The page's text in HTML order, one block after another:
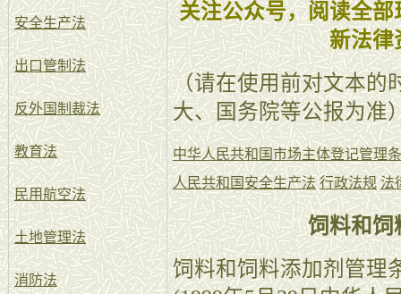
安全生产法
出口管制法
反外国制裁法
教育法
民用航空法
土地管理法
消防法
关注公众号，阅读全
新法律
（请在使用前对文本的
大、国务院等公报为准
中华人民共和国市场主体登记管理
人民共和国安全生产法 行政法规 法
饲料和饲
饲料和饲料添加剂管理